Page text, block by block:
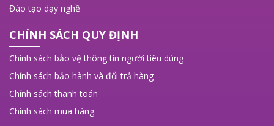
Đào tạo dạy nghề
CHÍNH SÁCH QUY ĐỊNH
Chính sách bảo vệ thông tin người tiêu dùng
Chính sách bảo hành và đổi trả hàng
Chính sách thanh toán
Chính sách mua hàng